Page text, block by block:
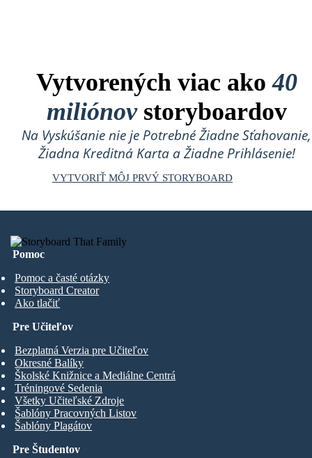
Vytvorených viac ako40
miliónovstoryboardov
Na Vyskúšanie nie je Potrebné Žiadne Sťahovanie,
Žiadna Kreditná Karta a Žiadne Prihlásenie!
VYTVORIŤ MÔJ PRVÝ STORYBOARD
Pomoc
Pomoc a časté otázky
Storyboard Creator
Ako tlačiť
Pre Študentov
Pre Učiteľov
Bezplatná Verzia pre Učiteľov
Okresné Balíky
Školské Knižnice a Mediálne Centrá
Tréningové Sedenia
Všetky Učiteľské Zdroje
Šablóny Pracovných Listov
Šablóny Plagátov